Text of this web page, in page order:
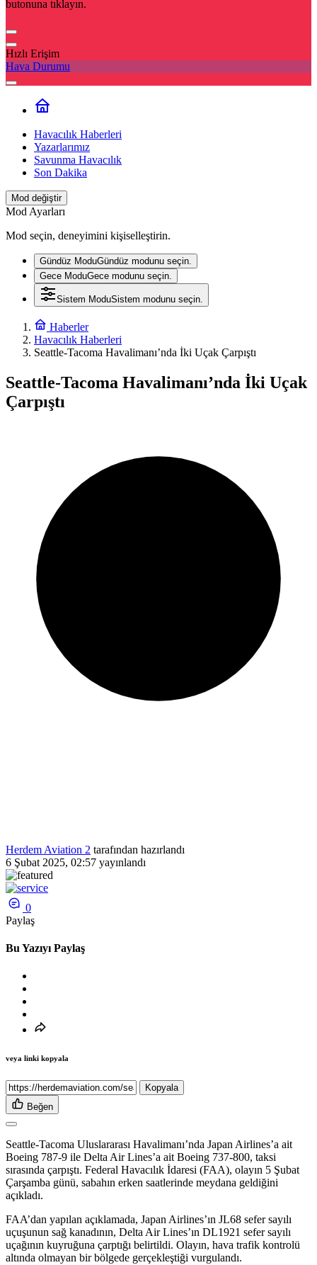
butonuna tıklayın.
Hızlı Erişim
Hava Durumu
Havacılık Haberleri
Yazarlarımız
Savunma Havacılık
Son Dakika
Mod değiştir
Mod Ayarları
Mod seçin, deneyimini kişiselleştirin.
Gündüz ModuGündüz modunu seçin.
Gece ModuGece modunu seçin.
Sistem ModuSistem modunu seçin.
Haberler
Havacılık Haberleri
Seattle-Tacoma Havalimanı’nda İki Uçak Çarpıştı
Seattle-Tacoma Havalimanı’nda İki Uçak
Çarpıştı
Herdem Aviation 2 tarafından hazırlandı
6 Şubat 2025, 02:57 yayınlandı
0
Paylaş
Bu Yazıyı Paylaş
veya linki kopyala
Kopyala
Beğen
Seattle-Tacoma Uluslararası Havalimanı’nda Japan Airlines’a ait
Boeing 787-9 ile Delta Air Lines’a ait Boeing 737-800, taksi
sırasında çarpıştı. Federal Havacılık İdaresi (FAA), olayın 5 Şubat
Çarşamba günü, sabahın erken saatlerinde meydana geldiğini
açıkladı.
FAA’dan yapılan açıklamada, Japan Airlines’ın JL68 sefer sayılı
uçuşunun sağ kanadının, Delta Air Lines’ın DL1921 sefer sayılı
uçağının kuyruğuna çarptığı belirtildi. Olayın, hava trafik kontrolü
altında olmayan bir bölgede gerçekleştiği vurgulandı.